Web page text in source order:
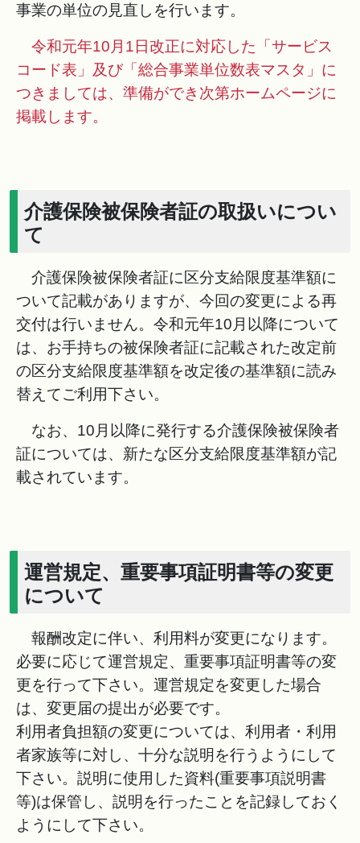
事業の単位の見直しを行います。
令和元年10月1日改正に対応した「サービス
コード表」及び「総合事業単位数表マスタ」に
つきましては、準備ができ次第ホームページに
掲載します。
介護保険被保険者証の取扱いについ
て
介護保険被保険者証に区分支給限度基準額に
ついて記載がありますが、今回の変更による再
交付は行いません。令和元年10月以降について
は、お手持ちの被保険者証に記載された改定前
の区分支給限度基準額を改定後の基準額に読み
替えてご利用下さい。
なお、10月以降に発行する介護保険被保険者
証については、新たな区分支給限度基準額が記
載されています。
運営規定、重要事項証明書等の変更
について
報酬改定に伴い、利用料が変更になります。
必要に応じて運営規定、重要事項証明書等の変
更を行って下さい。運営規定を変更した場合
は、変更届の提出が必要です。
利用者負担額の変更については、利用者・利用
者家族等に対し、十分な説明を行うようにして
下さい。説明に使用した資料(重要事項説明書
等)は保管し、説明を行ったことを記録しておく
ようにして下さい。